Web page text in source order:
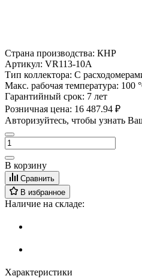
Страна производства: КНР
Артикул: VR113-10A
Тип коллектора: С
Макс. рабочая температура: 100
Гарантийный срок: 7 лет
Розничная цена: 16 487.94 ₽
Авторизуйтесь, чтобы узнать
В корзину
Сравнить
В избранное
Наличие на складе:
Характеристики